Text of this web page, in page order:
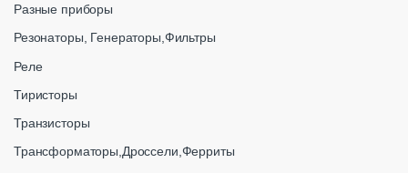
Разные приборы
Резонаторы, Генераторы,Фильтры
Реле
Тиристоры
Транзисторы
Трансформаторы,Дроссели,Ферриты